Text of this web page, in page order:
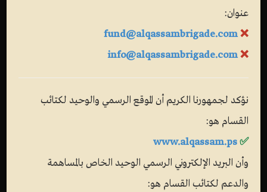
عنوان:
❌
fund@alqassambrigade.com
❌
info@alqassambrigade.com
نؤكد لجمهورنا الكريم أن الموقع الرسمي والوحيد لكتائب
القسام هو:
✅
www.alqassam.ps
وأن البريد الإلكتروني الرسمي الوحيد الخاص بالمساهمة
والدعم لكتائب القسام هو: